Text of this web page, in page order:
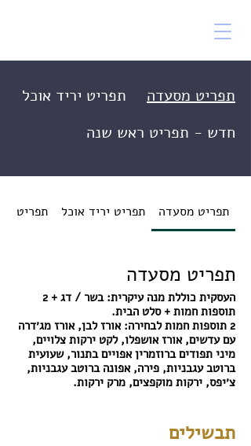
תפריט מסעדה
תפריט יריד אוכל
חדש - תפריט ראש שנה
תפריט מסעדה תפריט יריד אוכל תפריט
תפריט מסעדה
העסקית כוללת מנה עיקרית: בשר / דג + 2
2 תוספות חמות לבחירה: אורז לבן, אורז מג׳דרה
עם עדשים, אורז אושפלו, לקט ירקות צלויים,
מיני תפודים ברוזמרין אפויים בתנור, שעועית
ברוטב עגבניות, פירה, אפונה ברוטב עגבניות,
צ׳יפס, ירקות מוקפצים, מרק ירקות.
תבשילים